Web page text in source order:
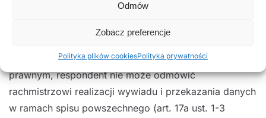
Odmów
Zobacz preferencje
Polityka plików cookiesPolityka prywatności
zachowywać dystans społeczny.
Przypominamy, że zgodnie z obowiązującym stanem
prawnym, respondent nie może odmówić
rachmistrzowi realizacji wywiadu i przekazania danych
w ramach spisu powszechnego (art. 17a ust. 1-3